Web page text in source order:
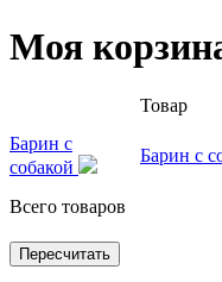
Моя
Товар
Барин с
собакой
Барин с
Всего товаров